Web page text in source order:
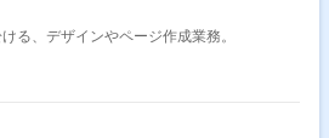
る、デザインやページ作成業務。